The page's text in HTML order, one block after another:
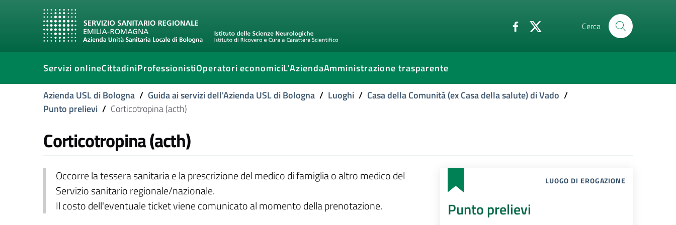
Cerca
Servizi onlineCittadiniProfessionistiOperatori economiciL'AziendaAmministrazione trasparente
Azienda USL di Bologna / Guida ai servizi dell'Azienda USL di Bologna / Luoghi / Casa della Comunità (ex Casa della salute) di Vado /
Punto prelievi / Corticotropina (acth)
Corticotropina (acth)
Occorre la tessera sanitaria e la prescrizione del medico di famiglia o altro medico del
Servizio sanitario regionale/nazionale.
Il costo dell'eventuale ticket viene comunicato al momento della prenotazione.
LUOGO DI EROGAZIONE
Punto prelievi